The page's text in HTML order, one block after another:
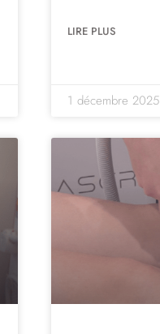
LIRE PLUS
1 décembre 2025